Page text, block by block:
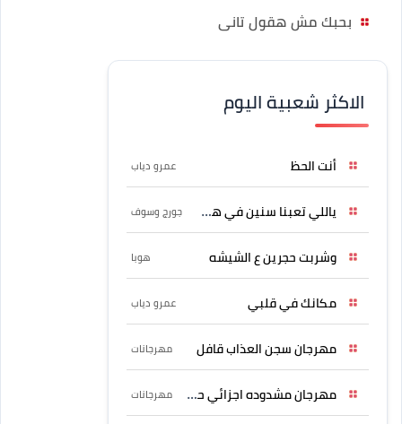
بحبك مش هقول تانى
الاكثر شعبية اليوم
أنت الحظ عمرو دياب
ياللي تعبنا سنين في هواه جورج وسوف
وشربت حجرين ع الشيشه هوبا
مكانك في قلبي عمرو دياب
مهرجان سجن العذاب قافل مهرجانات
مهرجان مشدوده اجزائي حربونى مهرجانات